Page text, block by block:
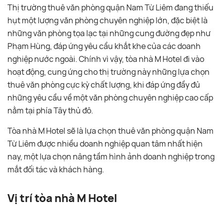
Thị trường thuê văn phòng quận Nam Từ Liêm đang thiếu
hụt một lượng văn phòng chuyên nghiệp lớn, đặc biệt là
những văn phòng tọa lạc tại những cung đường đẹp như
Phạm Hùng, đáp ứng yêu cầu khắt khe của các doanh
nghiệp nước ngoài. Chính vì vậy, tòa nhà M Hotel đi vào
hoạt động, cung ứng cho thị trường này những lựa chọn
thuê văn phòng cực kỳ chất lượng, khi đáp ứng đầy đủ
những yêu cầu về một văn phòng chuyên nghiệp cao cấp
nằm tại phía Tây thủ đô.
Tòa nhà M Hotel sẽ là lựa chọn thuê văn phòng quận Nam
Từ Liêm được nhiều doanh nghiệp quan tâm nhất hiện
nay, một lựa chọn nâng tầm hình ảnh doanh nghiệp trong
mắt đối tác và khách hàng.
Vị trí tòa nhà M Hotel